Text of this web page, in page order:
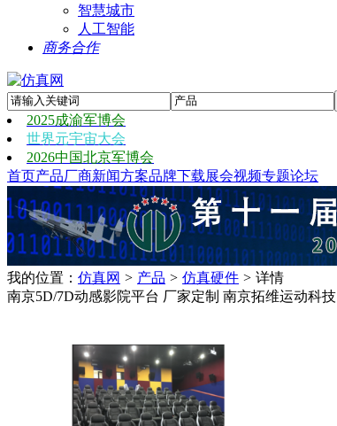
智慧城市
人工智能
商务合作
2025成渝军博会
世界元宇宙大会
2026中国北京军博会
首页产品厂商新闻方案品牌下载展会视频专题论坛
我的位置： 仿真网 > 产品 > 仿真硬件 > 详情
南京5D/7D动感影院平台 厂家定制 南京拓维运动科技